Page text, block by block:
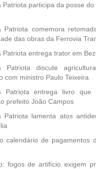
Patriota participa da posse
Patriota comemora
das obras da Ferrovia
Patriota entrega trator em
Patriota discute
com ministro Paulo Teixeira
Patriota entrega livro que
prefeito João Campos
Patriota lamenta atos
calendário de pagamentos
fogos de artifício exigem